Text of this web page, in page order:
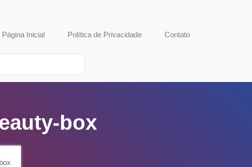
Página Inicial Política de Privacidade Contato
box